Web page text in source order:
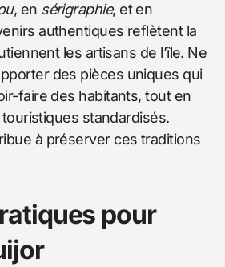
, en sérigraphie, et en
authentiques reflètent la
les artisans de l’île. Ne
des pièces uniques qui
faire des habitants, tout en
standardisés.
à préserver ces traditions
pour